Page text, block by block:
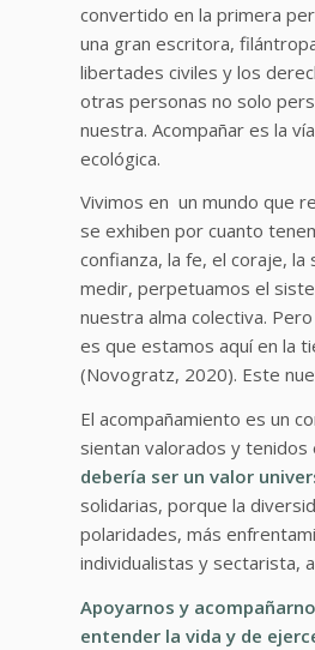
convertido en la primera
una gran escritora,
libertades civiles y los
otras personas no solo
nuestra. Acompañar es la
ecológica.
Vivimos en un mundo que
se exhiben por cuanto
confianza, la fe, el coraje,
medir, perpetuamos el
nuestra alma colectiva.
es que estamos aquí en la
(Novogratz, 2020). Este
El acompañamiento es un
sientan valorados y
debería ser un valor
solidarias, porque la
polaridades, más
individualistas y sectarista,
Apoyarnos y
entender la vida y de